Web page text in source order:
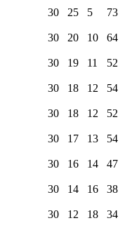
30 25 5 73
30 20 10 64
30 19 11 52
30 18 12 54
30 18 12 52
30 17 13 54
30 16 14 47
30 14 16 38
30 12 18 34